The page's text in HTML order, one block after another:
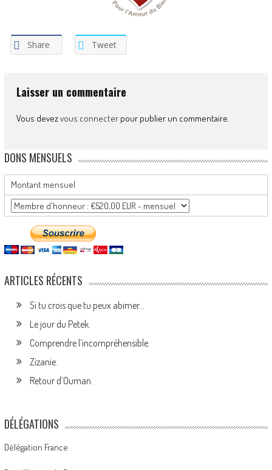
Share Tweet
Laisser un commentaire
Vous devezvous connecterpour publier un commentaire.
DONS MENSUELS
Montant mensuel
ARTICLES RÉCENTS
Si tu crois que tu peux abimer…
Le jour du Petek.
Comprendre l’incompréhensible.
Zizanie.
Retour d’Ouman.
DÉLÉGATIONS
Délégation France